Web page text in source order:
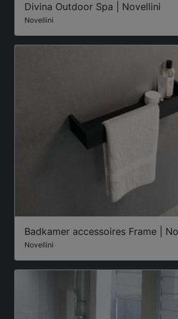
Divina Outdoor Spa | Novellini
Novellini
Badkamer accessoires Frame |
Novellini